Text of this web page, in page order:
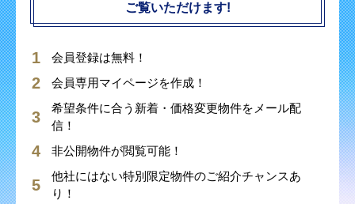
ご覧いただけます!
会員登録は無料！
会員専用マイページを作成！
希望条件に合う新着・価格変更物件をメール配
信！
非公開物件が閲覧可能！
他社にはない特別限定物件のご紹介チャンスあ
り！